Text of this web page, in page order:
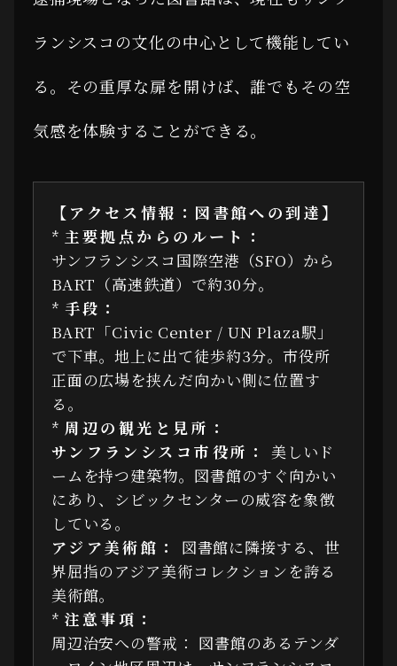
ランシスコの文化の中心として機能してい
る。その重厚な扉を開けば、誰でもその空
気感を体験することができる。
【アクセス情報：図書館への到達】
* 主要拠点からのルート：
サンフランシスコ国際空港（SFO）から
BART（高速鉄道）で約30分。
* 手段：
BART「Civic Center / UN Plaza駅」
で下車。地上に出て徒歩約3分。市役所
正面の広場を挟んだ向かい側に位置す
る。
* 周辺の観光と見所：
サンフランシスコ市役所：
美しいド
ームを持つ建築物。図書館のすぐ向かい
にあり、シビックセンターの威容を象徴
している。
アジア美術館：
図書館に隣接する、世
界屈指のアジア美術コレクションを誇る
美術館。
* 注意事項：
周辺治安への警戒： 図書館のあるテンダ